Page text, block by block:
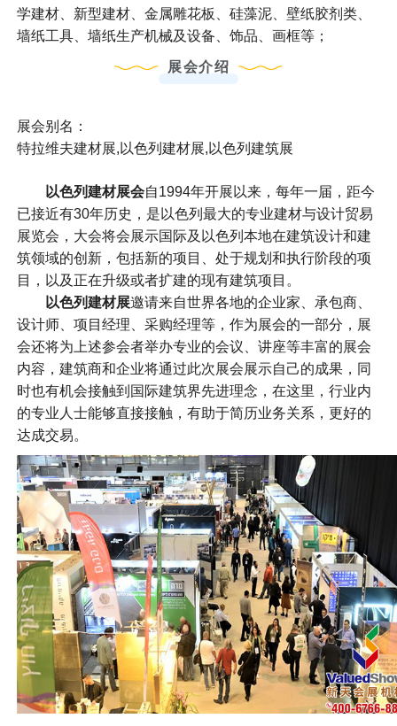
学建材、新型建材、金属雕花板、硅藻泥、壁纸胶剂类、
墙纸工具、墙纸生产机械及设备、饰品、画框等；
展会介绍
展会别名：
特拉维夫建材展,以色列建材展,以色列建筑展
以色列建材展会自1994年开展以来，每年一届，距今
已接近有30年历史，是以色列最大的专业建材与设计贸易
展览会，大会将会展示国际及以色列本地在建筑设计和建
筑领域的创新，包括新的项目、处于规划和执行阶段的项
目，以及正在升级或者扩建的现有建筑项目。
以色列建材展邀请来自世界各地的企业家、承包商、
设计师、项目经理、采购经理等，作为展会的一部分，展
会还将为上述参会者举办专业的会议、讲座等丰富的展会
内容，建筑商和企业将通过此次展会展示自己的成果，同
时也有机会接触到国际建筑界先进理念，在这里，行业内
的专业人士能够直接接触，有助于简历业务关系，更好的
达成交易。